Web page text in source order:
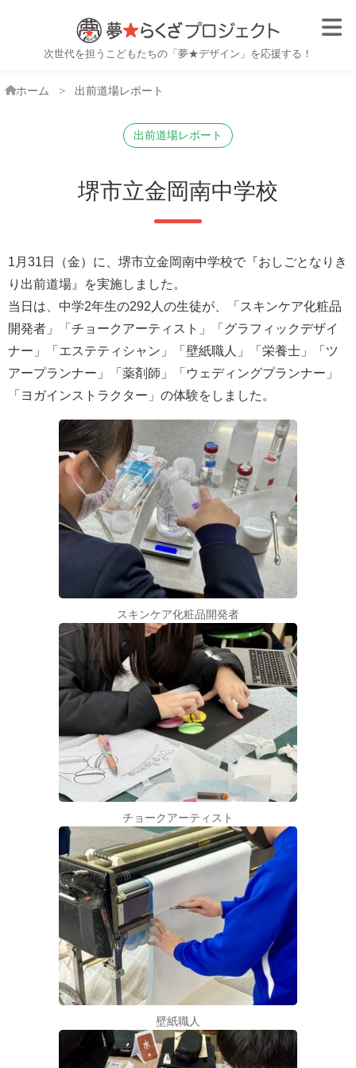
子ども職業体験・おしごと体
次世代を担うこどもたちの「夢★デザイン」を応援する！
ホーム 出前道場レポート
出前道場レポート
堺市立金岡南中学校
1月31日（金）に、堺市立金岡南中学校で『おしごとなりき
り出前道場』を実施しました。
当日は、中学2年生の292人の生徒が、「スキンケア化粧品
開発者」「チョークアーティスト」「グラフィックデザイ
ナー」「エステティシャン」「壁紙職人」「栄養士」「ツ
アープランナー」「薬剤師」「ウェディングプランナー」
「ヨガインストラクター」の体験をしました。
スキンケア化粧品開発者
チョークアーティスト
壁紙職人